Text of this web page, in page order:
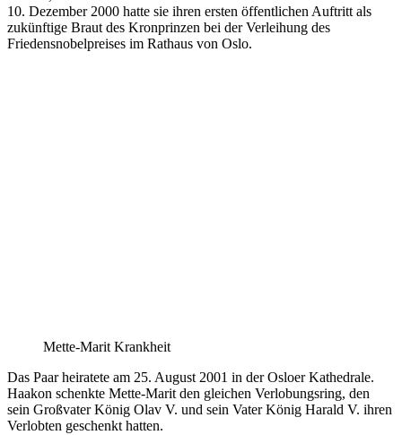
10. Dezember 2000 hatte sie ihren ersten öffentlichen Auftritt als
zukünftige Braut des Kronprinzen bei der Verleihung des
Friedensnobelpreises im Rathaus von Oslo.
Mette-Marit Krankheit
Das Paar heiratete am 25. August 2001 in der Osloer Kathedrale.
Haakon schenkte Mette-Marit den gleichen Verlobungsring, den
sein Großvater König Olav V. und sein Vater König Harald V. ihren
Verlobten geschenkt hatten.